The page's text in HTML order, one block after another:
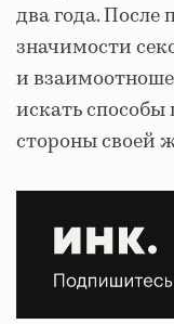
два года. После
значимости
и
искать способы
стороны своей